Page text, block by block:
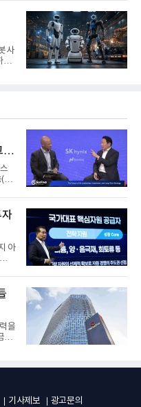
사
기
자
?
아
을
융
기사제보 광고문의